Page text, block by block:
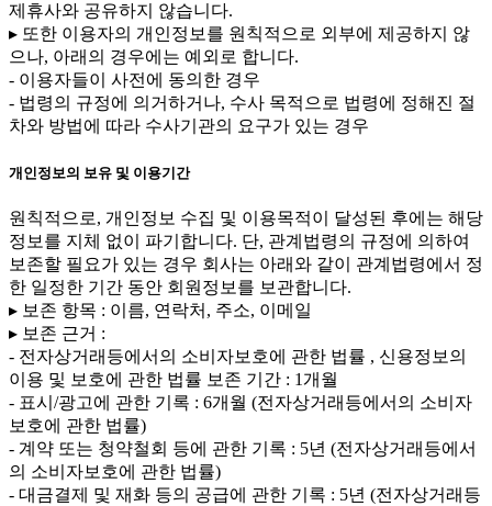
제휴사와 공유하지 않습니다.
▸ 또한 이용자의 개인정보를 원칙적으로 외부에 제공하지 않
으나, 아래의 경우에는 예외로 합니다.
- 이용자들이 사전에 동의한 경우
- 법령의 규정에 의거하거나, 수사 목적으로 법령에 정해진 절
차와 방법에 따라 수사기관의 요구가 있는 경우
개인정보의 보유 및 이용기간
원칙적으로, 개인정보 수집 및 이용목적이 달성된 후에는 해당
정보를 지체 없이 파기합니다. 단, 관계법령의 규정에 의하여
보존할 필요가 있는 경우 회사는 아래와 같이 관계법령에서 정
한 일정한 기간 동안 회원정보를 보관합니다.
▸ 보존 항목 : 이름, 연락처, 주소, 이메일
▸ 보존 근거 :
- 전자상거래등에서의 소비자보호에 관한 법률 , 신용정보의
이용 및 보호에 관한 법률 보존 기간 : 1개월
- 표시/광고에 관한 기록 : 6개월 (전자상거래등에서의 소비자
보호에 관한 법률)
- 계약 또는 청약철회 등에 관한 기록 : 5년 (전자상거래등에서
의 소비자보호에 관한 법률)
- 대금결제 및 재화 등의 공급에 관한 기록 : 5년 (전자상거래등